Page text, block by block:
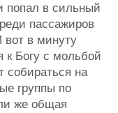
попал в сильный
пассажиров
в минуту
Богу с мольбой
собираться на
группы по
же общая